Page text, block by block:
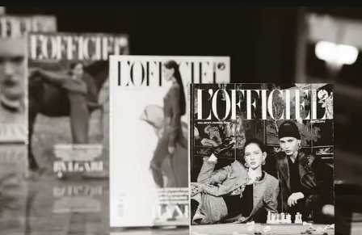
framework where creativity, commerce, and culture
converge with surgical precision.